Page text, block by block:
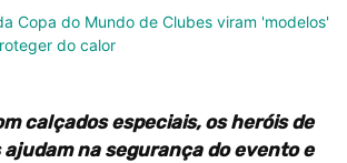
calçados especiais, os heróis de
na segurança do evento e